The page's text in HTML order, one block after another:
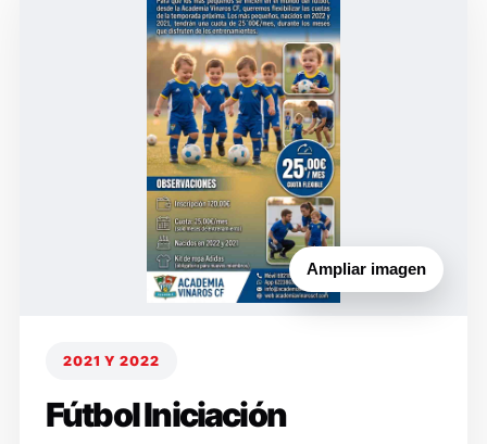
Ampliar imagen
2021 Y 2022
Fútbol Iniciación